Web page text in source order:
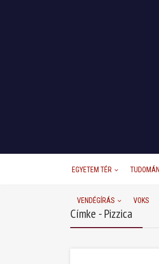
EGYETEM TÉR
VENDÉGÍRÁS VOKS
Címke - Pizzica